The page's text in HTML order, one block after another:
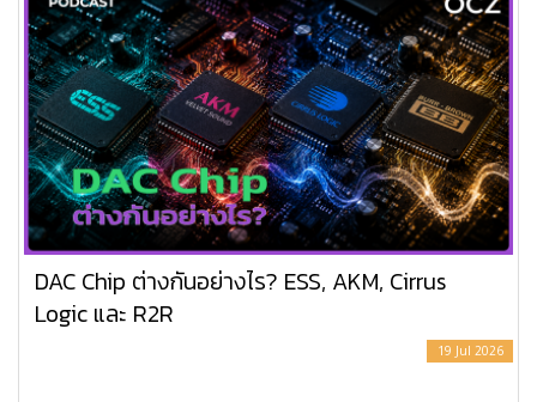
DAC Chip ต่างกันอย่างไร? ESS, AKM, Cirrus
Logic และ R2R
19 Jul 2026